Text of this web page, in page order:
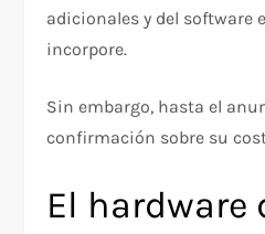
adicionales y del software
incorpore.
Sin embargo, hasta el
confirmación sobre su
El hardware